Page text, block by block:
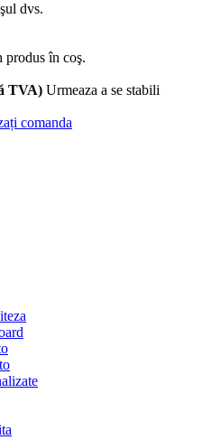
dvs.
produs în coş.
TVA) Urmeaza a se stabili
comanda